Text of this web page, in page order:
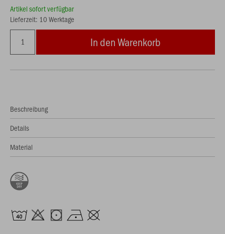
Artikel sofort verfügbar
Lieferzeit: 10 Werktage
In den Warenkorb
Beschreibung
Details
Material